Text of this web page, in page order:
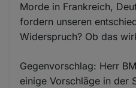
Morde in Frankreich,
fordern unseren
Widerspruch? Ob das
Gegenvorschlag: Herr
einige Vorschläge in der